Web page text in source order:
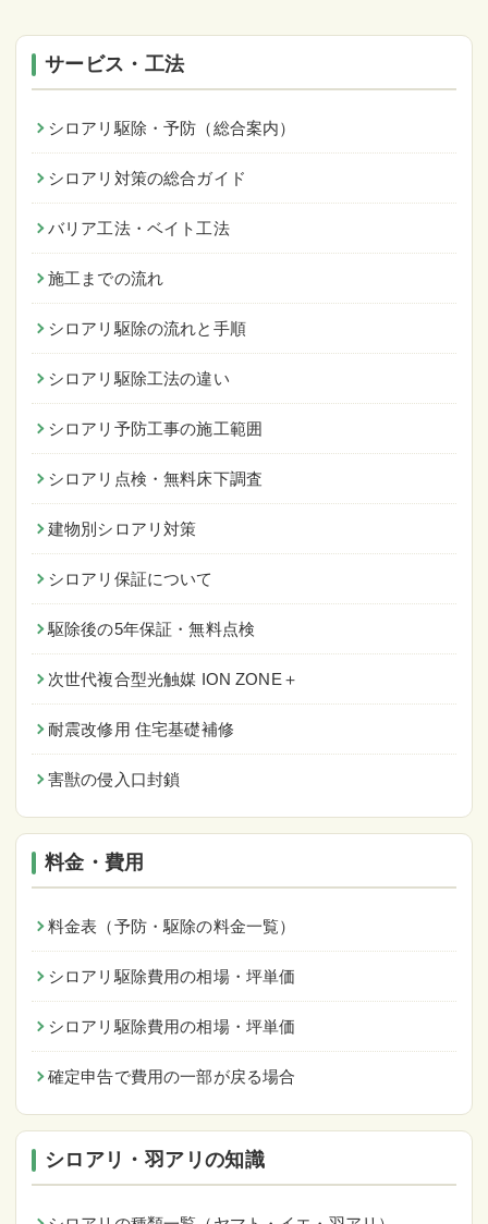
サービス・工法
シロアリ駆除・予防（総合案内）
シロアリ対策の総合ガイド
バリア工法・ベイト工法
施工までの流れ
シロアリ駆除の流れと手順
シロアリ駆除工法の違い
シロアリ予防工事の施工範囲
シロアリ点検・無料床下調査
建物別シロアリ対策
シロアリ保証について
駆除後の5年保証・無料点検
次世代複合型光触媒 ION ZONE＋
耐震改修用 住宅基礎補修
害獣の侵入口封鎖
料金・費用
料金表（予防・駆除の料金一覧）
シロアリ駆除費用の相場・坪単価
シロアリ駆除費用の相場・坪単価
確定申告で費用の一部が戻る場合
シロアリ・羽アリの知識